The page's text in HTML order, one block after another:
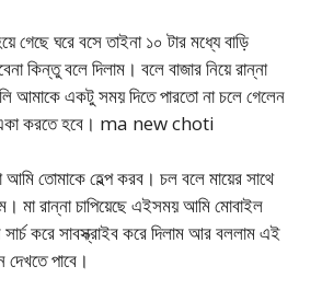
গেছে ঘরে বসে তাইনা ১০ টার মধ্যে বাড়ি
কিন্তু বলে দিলাম। বলে বাজার নিয়ে রান্না
আমাকে একটু সময় দিতে পারতো না চলে গেলেন
করতে হবে। ma new choti
তোমাকে হেল্প করব। চল বলে মায়ের সাথে
মা রান্না চাপিয়েছে এইসময় আমি মোবাইল
সার্চ করে সাবস্ক্রাইব করে দিলাম আর বললাম এই
দেখতে পাবে।